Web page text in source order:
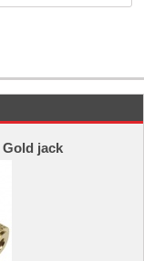
Gold jack